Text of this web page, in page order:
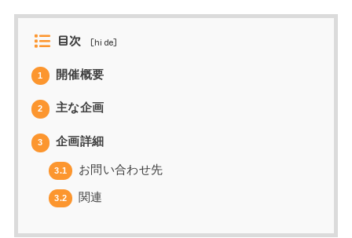
目次 [hide]
1 開催概要
2 主な企画
3 企画詳細
3.1 お問い合わせ先
3.2 関連